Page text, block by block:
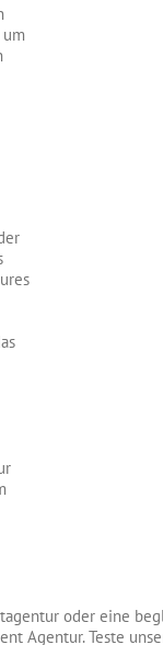
oder eine
Agentur. Teste